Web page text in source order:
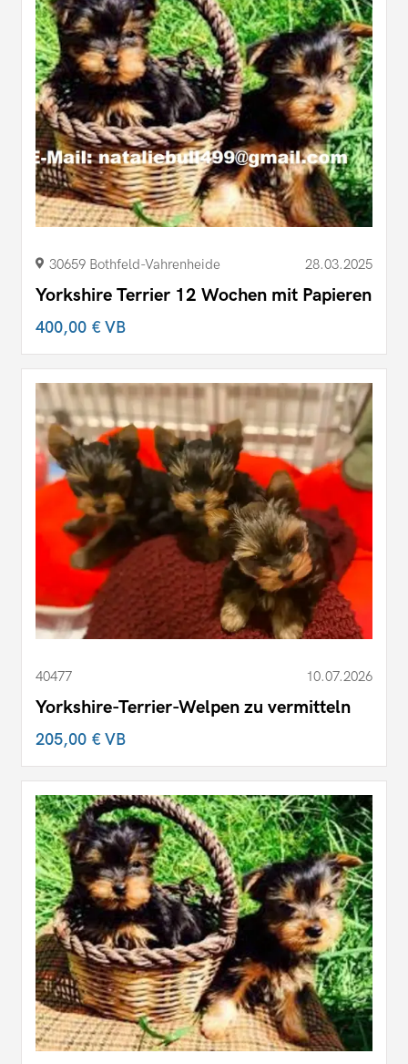
30659 Bothfeld-​Vahrenheide 28.03.2025
Yorkshire Terrier 12 Wochen mit Papieren
400,00 €VB
40477 10.07.2026
Yorkshire-Terrier-Welpen zu vermitteln
205,00 €VB